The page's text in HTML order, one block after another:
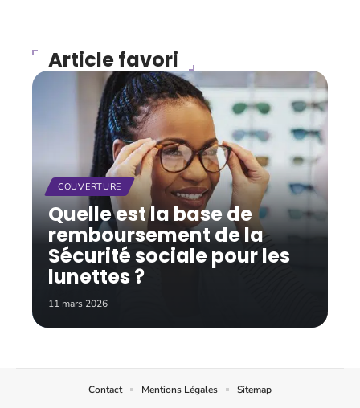
Article favori
COUVERTURE
Quelle est la base de
remboursement de la
Sécurité sociale pour les
lunettes ?
11 mars 2026
Contact Mentions Légales Sitemap